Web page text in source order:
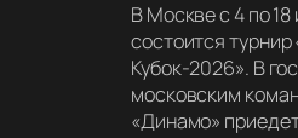
В Москве с 4 по
состоится турнир
Кубок-2026». В
московским
«Динамо»